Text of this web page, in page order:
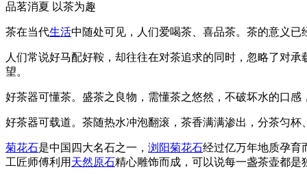
品茗消夏 以茶为趣
茶在当代生活中随处可见，人们爱喝茶、喜品茶。茶的意义
人们常说好马配好鞍，却往往在对茶追求的同时，忽略了对
望。
好茶器可懂茶。盛茶之良物，需懂茶之悠然，不破坏水的口
好茶器可载道。茶随热水冲泡翻滚，茶香满满渗出，分茶匀
菊花石是中国四大名石之一， 浏阳菊花石经过亿万年地质孕育
工匠师傅利用 天然原石精心雕饰而成，可以说每一盏茶壶都